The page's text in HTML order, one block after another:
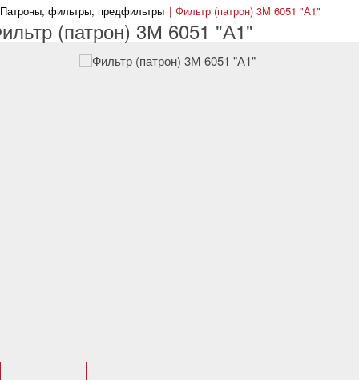
Патроны, фильтры, предфильтры | Фильтр (патрон) 3М 6051 "А1"
(патрон) 3М 6051 "А1"